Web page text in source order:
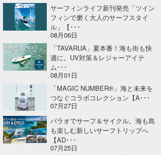
サーフィンライフ新刊発売「ツイン
フィンで磨く大人のサーフスタイ
ル」【･･･
08月06日
「TAVARUA」夏本番！海も街も快
適に。UV対策＆レジャーアイテ
ム･･･
08月01日
「MAGIC NUMBER®」海と未来を
つなぐコラボコレクション【A･･･
07月27日
パラオでサーフ＆サイクル。海も島
も楽しむ新しいサーフトリップへ
【AD･･･
07月25日